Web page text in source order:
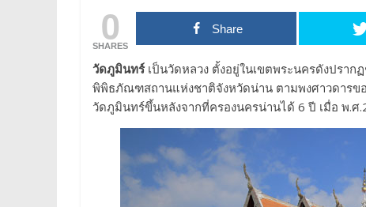
0
SHARES
Share
วัดภูมินทร์เป็นวัดหลวง ตั้งอยู่ในเขตพระนครดังปราก
พิพิธภัณฑสถานแห่งชาติจังหวัดน่าน ตามพงศาวดารขอ
วัดภูมินทร์ขึ้นหลังจากที่ครองนครน่านได้ 6 ปี เมื่อ พ.ศ